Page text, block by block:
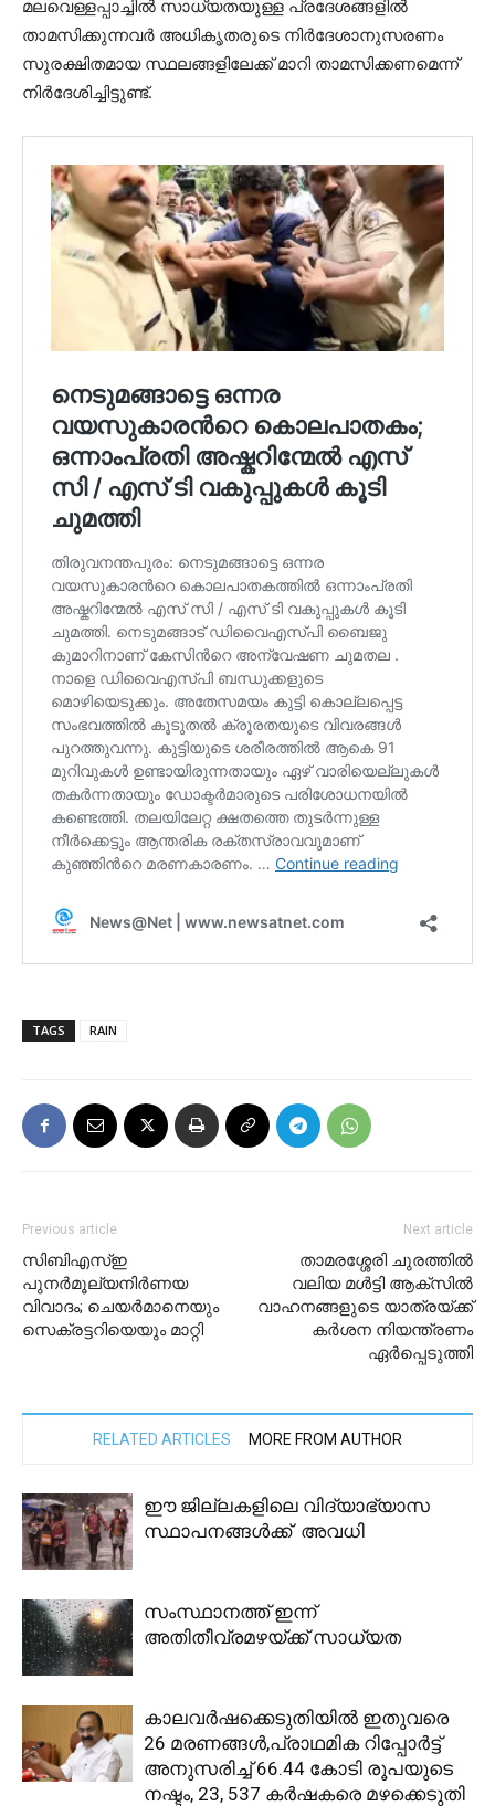
മലവെള്ളപ്പാച്ചില്‍ സാധ്യതയുള്ള പ്രദേശങ്ങളില്‍
താമസിക്കുന്നവര്‍ അധികൃതരുടെ നിര്‍ദേശാനുസരണം
സുരക്ഷിതമായ സ്ഥലങ്ങളിലേക്ക് മാറി താമസിക്കണമെന്ന്
നിര്‍ദേശിച്ചിട്ടുണ്ട്.
TAGS RAIN
Previous article
സിബിഎസ്ഇ
പുനർമൂല്യനിർണയ
വിവാദം; ചെയർമാനെയും
സെക്രട്ടറിയെയും മാറ്റി
Next article
താമരശ്ശേരി ചുരത്തില്‍
വലിയ മള്‍ട്ടി ആക്സില്‍
വാഹനങ്ങളുടെ യാത്രയ്ക്ക്
കര്‍ശന നിയന്ത്രണം
ഏര്‍പ്പെടുത്തി
RELATED ARTICLES MORE FROM AUTHOR
ഈ ജില്ലകളിലെ വിദ്യാഭ്യാസ
സ്ഥാപനങ്ങള്‍ക്ക് അവധി
സംസ്ഥാനത്ത് ഇന്ന്
അതിതീവ്രമഴയ്ക്ക് സാധ്യത
കാലവര്‍ഷക്കെടുതിയില്‍ ഇതുവരെ
26 മരണങ്ങള്‍,പ്രാഥമിക റിപ്പോര്‍ട്ട്
അനുസരിച്ച് 66.44 കോടി രൂപയുടെ
നഷ്ടം, 23, 537 കര്‍ഷകരെ മഴക്കെടുതി